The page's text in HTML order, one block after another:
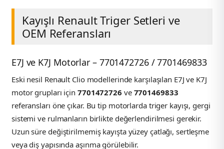
Kayışlı Renault Triger Setleri ve
OEM Referansları
E7J ve K7J Motorlar – 7701472726 / 7701469833
Eski nesil Renault Clio modellerinde karşılaşılan E7J ve K7J
motor grupları için 7701472726 ve 7701469833
referansları öne çıkar. Bu tip motorlarda triger kayışı, gergi
sistemi ve rulmanların birlikte değerlendirilmesi gerekir.
Uzun süre değiştirilmemiş kayışta yüzey çatlağı, sertleşme
veya diş yapısında aşınma görülebilir.